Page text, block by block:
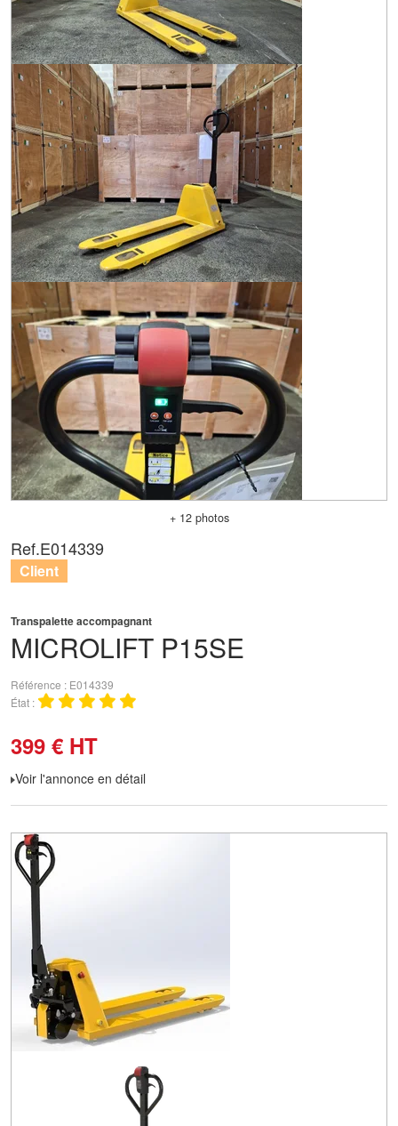
+ 12 photos
MICROLIFT P15SE
Transpalette accompagnant
Référence
E014339
État
399 € HT
Voir l'annonce en détail
Ref.E014339
Client